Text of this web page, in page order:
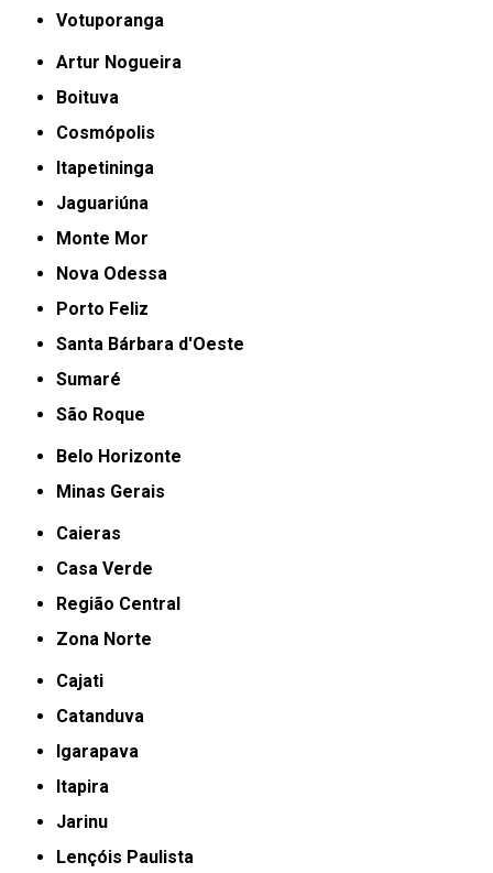
Votuporanga
Artur Nogueira
Boituva
Cosmópolis
Itapetininga
Jaguariúna
Monte Mor
Nova Odessa
Porto Feliz
Santa Bárbara d'Oeste
Sumaré
São Roque
Belo Horizonte
Minas Gerais
Caieras
Casa Verde
Região Central
Zona Norte
Cajati
Catanduva
Igarapava
Itapira
Jarinu
Lençóis Paulista